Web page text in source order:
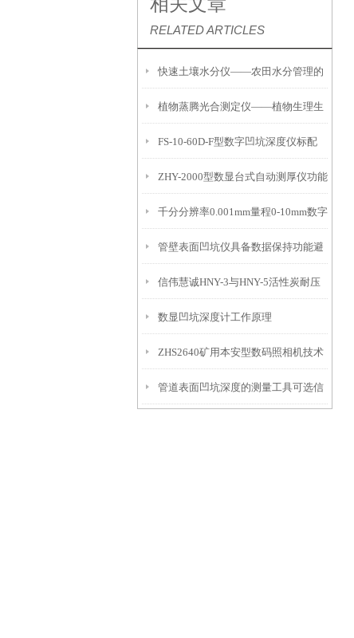
RELATED ARTICLES
快速土壤水分仪——农田水分管理的
便携式检测工具
植物蒸腾光合测定仪——植物生理生
态的实时监测设备
FS-10-60D-F型数字凹坑深度仪标配
IP54级表头分辨率0.01mm量程
10mm！
ZHY-2000型数显台式自动测厚仪功能
特点
千分分辨率0.001mm量程0-10mm数字
埋头度仪技术参数！
管壁表面凹坑仪具备数据保持功能避
免测试过程中测针移动导致数据变动
信伟慧诚HNY-3与HNY-5活性炭耐压
强度测定仪技术参数！
数显凹坑深度计工作原理
ZHS2640矿用本安型数码照相机技术
参数！
管道表面凹坑深度的测量工具可选信